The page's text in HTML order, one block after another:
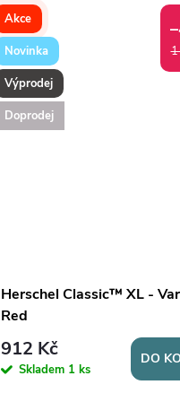
Akce
Novinka
Výprodej
Doprodej
1
Herschel Classic™ XL -
Red
912 Kč
Skladem 1 ks
DO